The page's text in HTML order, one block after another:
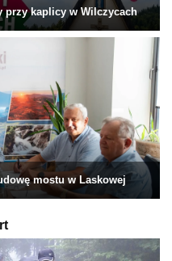
przy kaplicy w Wilczycach
mostu w Laskowej